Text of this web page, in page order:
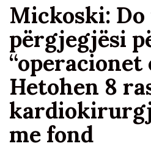
Mickoski:
përgjegjësi
Hetohen 8
me fond